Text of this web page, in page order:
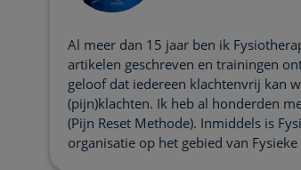
Al meer dan 15 jaar ben ik
artikelen geschreven en trainingen
geloof dat iedereen klachtenvrij kan
(pijn)klachten. Ik heb al honderden
(Pijn Reset Methode). Inmiddels is
organisatie op het gebied van